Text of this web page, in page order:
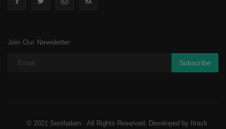
Join Our Newsletter
Subscribe
© 2021 Senthalam . All Rights Reserved. Developed by Itrack